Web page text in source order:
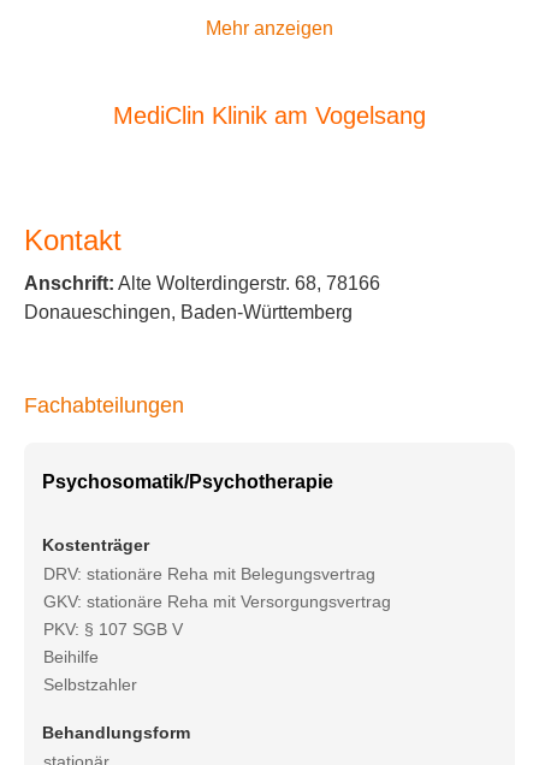
Mehr anzeigen
MediClin Klinik am Vogelsang
Kontakt
Anschrift: Alte Wolterdingerstr. 68, 78166
Donaueschingen, Baden-Württemberg
Fachabteilungen
Psychosomatik/Psychotherapie
Kostenträger
DRV: stationäre Reha mit Belegungsvertrag
GKV: stationäre Reha mit Versorgungsvertrag
PKV: § 107 SGB V
Beihilfe
Selbstzahler
Behandlungsform